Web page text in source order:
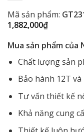
Mã sản phẩm:
1,882,000₫
Mua sản phẩm của
Chất lượng sản
Bảo hành 12T
Tư vấn thiết kế
Khả năng cung